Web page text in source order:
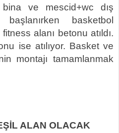
ve mescid+wc dış
basketbol
alanı betonu atıldı.
ise atılıyor. Basket ve
montajı tamamlanmak
ALAN OLACAK